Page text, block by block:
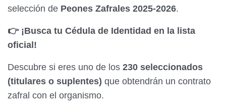
selección de Peones Zafrales 2025-2026.
👉 ¡Busca tu Cédula de Identidad en la lista
oficial!
Descubre si eres uno de los 230 seleccionados
(titulares o suplentes) que obtendrán un contrato
zafral con el organismo.